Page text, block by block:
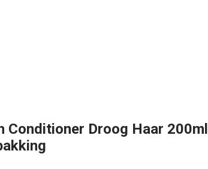
Conditioner Droog Haar 200ml